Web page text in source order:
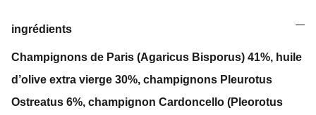
ingrédients
Champignons de Paris (Agaricus Bisporus) 41%, huile
d’olive extra vierge 30%, champignons Pleurotus
Ostreatus 6%, champignon Cardoncello (Pleorotus